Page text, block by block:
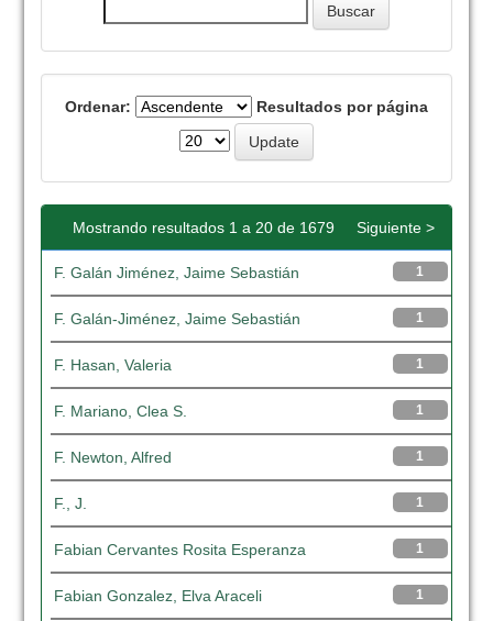
Ordenar: Resultados por página
Mostrando resultados 1 a 20 de 1679 Siguiente >
F. Galán Jiménez, Jaime Sebastián 1
F. Galán-Jiménez, Jaime Sebastián 1
F. Hasan, Valeria 1
F. Mariano, Clea S. 1
F. Newton, Alfred 1
F., J. 1
Fabian Cervantes Rosita Esperanza 1
Fabian Gonzalez, Elva Araceli 1